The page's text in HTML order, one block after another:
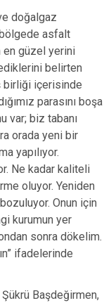
doğalgaz
bölgede asfalt
en güzel yerini
belirten
birliği içerisinde
parasını boşa
var; biz tabanı
orada yeni bir
yapılıyor.
Ne kadar kaliteli
oluyor. Yeniden
Onun için
kurumun yer
sonra dökelim.
ifadelerinde
Şükrü Başdeğirmen,